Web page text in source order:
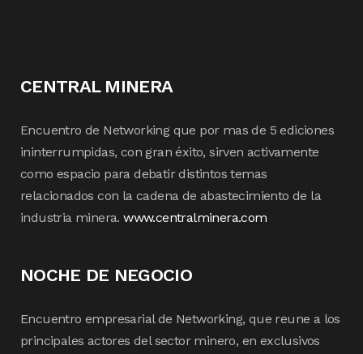
CENTRAL MINERA
Encuentro de Networking que por mas de 5 ediciones
ininterrumpidas, con gran éxito, sirven activamente
como espacio para debatir distintos temas
relacionados con la cadena de abastecimiento de la
industria minera.www.centralminera.com
NOCHE DE NEGOCIO
Encuentro empresarial de Networking, que reune a los
principales actores del sector minero, en exclusivos